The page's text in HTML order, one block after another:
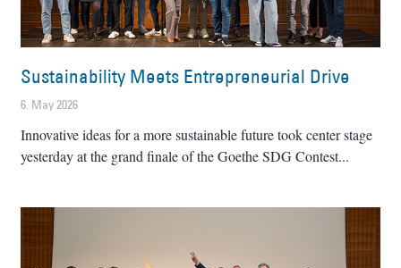
Sustainability Meets Entrepreneurial Drive
6. May 2026
Innovative ideas for a more sustainable future took center stage
yesterday at the grand finale of the Goethe SDG Contest